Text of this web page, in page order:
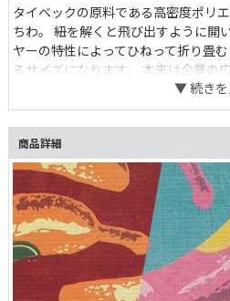
タイベックの原料である高密度ポリ
ちわ。 紐を解くと飛び出すように開
ヤーの特性によってひねって折り畳
るサイズになります。 本来は企業の
いるものに、気分の上がるパターン
行動したい暑い季節に一枚持ってお
があり多少濡れても問題ないので、
ファッションの個性的なアクセント
商品詳細